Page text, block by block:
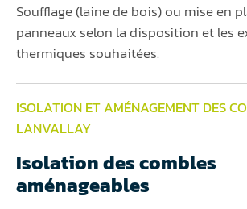
Soufflage (laine de bois) ou mise en
panneaux selon la disposition et les
thermiques souhaitées.
ISOLATION ET AMÉNAGEMENT DES
LANVALLAY
Isolation des combles
aménageables